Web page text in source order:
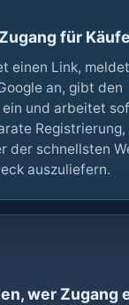
für
einen Link,
an, gibt den
ein und arbeitet
der schnellsten
auszuliefern.
wer Zugang